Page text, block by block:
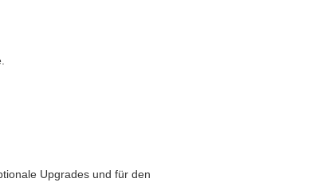
Upgrades und für den